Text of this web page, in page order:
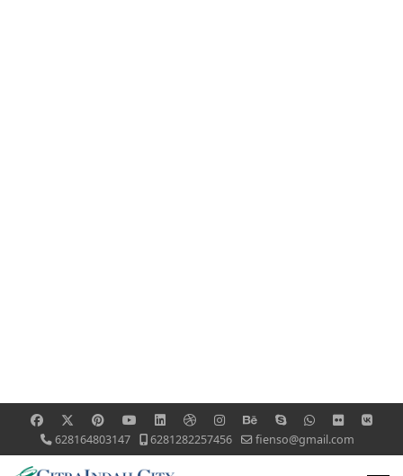
628164803147 6281282257456 fienso@gmail.com